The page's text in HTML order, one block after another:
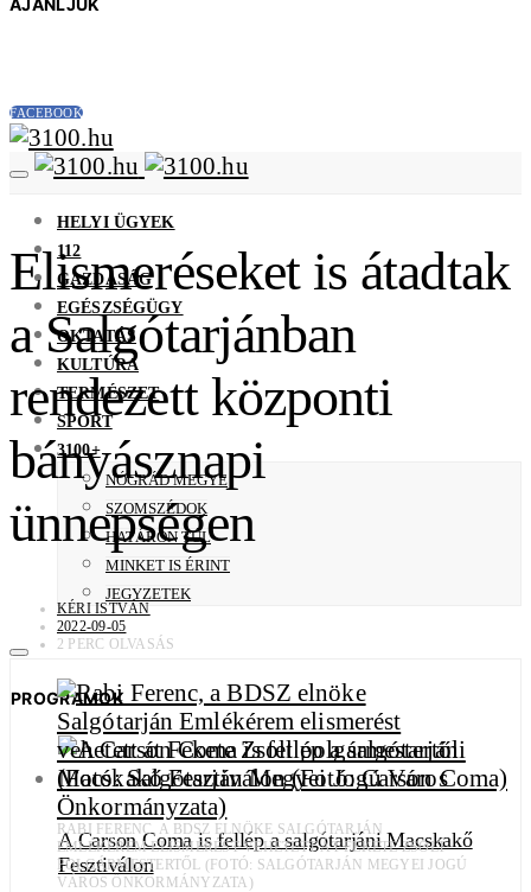
FACEBOOK
HELYI ÜGYEK
112
GAZDASÁG
EGÉSZSÉGÜGY
OKTATÁS
KULTÚRA
TERMÉSZET
SPORT
3100+
NÓGRÁD MEGYE
SZOMSZÉDOK
HATÁRON TÚL
MINKET IS ÉRINT
JEGYZETEK
PROGRAMOK
A Carson Coma is fellép a salgótarjáni Macskakő
Fesztiválon
Elismeréseket is átadtak
a Salgótarjánban
rendezett központi
bányásznapi
ünnepségen
KÉRI ISTVÁN
2022-09-05
2 PERC OLVASÁS
RABI FERENC, A BDSZ ELNÖKE SALGÓTARJÁN
EMLÉKÉREM ELISMERÉST VEHETETT ÁT FEKETE ZSOLT
POLGÁRMESTERTŐL (FOTÓ: SALGÓTARJÁN MEGYEI JOGÚ
VÁROS ÖNKORMÁNYZATA)